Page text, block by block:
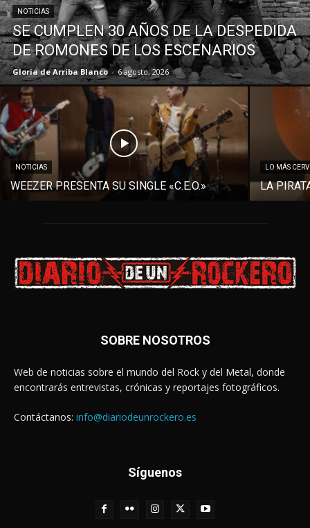
NOTICIAS
SE CUMPLEN 30 AÑOS DE LA DESPEDIDA
DE ROMONES DE LOS ESCENARIOS
Gloria de Arriba Blanco - 6 agosto, 2026
NOTICIAS
WEEZER PRESENTA SU SINGLE «C.E.O.»
LO MÁS
LA
SOBRE NOSOTROS
Web de noticias sobre el mundo del Rock y del Metal, donde
encontrarás entrevistas, crónicas y reportajes fotográficos.
Contáctanos: info@diariodeunrockero.es
Síguenos